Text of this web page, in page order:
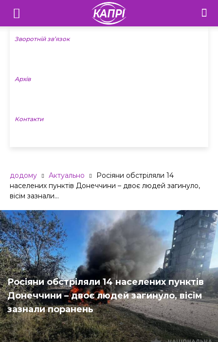
Телебачення
«Капрі»
Новини
Зворотній зв’язок
Архів
Контакти
додому Актуально
Росіяни обстріляли 14
населених пунктів Донеччини – двоє людей загинуло,
вісім зазнали...
Росіяни обстріляли 14 населених пунктів
Донеччини – двоє людей загинуло, вісім
зазнали поранень